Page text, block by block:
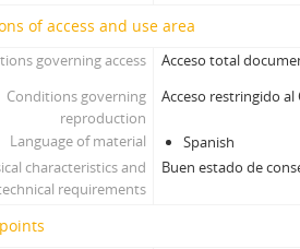
of access and use area
governing access
Acceso total
Conditions governing
reproduction
Acceso restringido
Language of material
Spanish
characteristics and
requirements
Buen estado de